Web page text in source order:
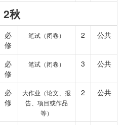
2秋
必
修
笔试（闭卷） 2 公共
必
修
笔试（闭卷） 3 公共
必
修
大作业（论文、报
告、项目或作品
等）
2 公共